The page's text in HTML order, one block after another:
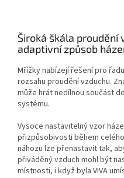
Široká škála proudění
adaptivní způsob
Mřížky nabízejí řešení pro
rozsahu proudění vzduchu.
může hrát nedílnou součást
systému.
Vysoce nastavitelný vzor
přizpůsobivosti během
náhozu lze přenastavit tak,
přiváděný vzduch mohl být
místnosti, i když byla VIVA